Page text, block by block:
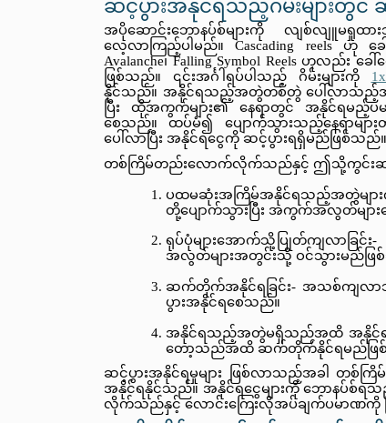
ဆင့်ပွားအနိုင်ရသည့်ဂိမ်းများတွ
အပိုဆောင်းဘောနပ်စ်များကို လျစ်လျူမရှု
လေ့လာကြည့်ပါမည်။ Cascading reels ဟု
Avalanche၊ Falling Symbol Reels ဟုလည်း
ဖြစ်သည်။ ၎င်းအင်္ဂါရပ်ပါသည့် ဂိမ်းများကို
နိုင်သည်။ အနိုင်ရသည့်အတွဲတစ်တွဲ ပေါ်လာသည့်အခ
ပြီး ထိုအကွက်များ၏ နေရာတွင် အနိုင်ရမည့်ပမ
စေသည်။ ထပ်မံ၍ ပျောက်သွားသည့်နေရာမျာ
ပေါ်လာပြီး အနိုင်ရငွေကို ဆင့်ပွားရရှိမည်ဖြစ်သည်။
တစ်ကြိမ်တည်းလောက်လိုက်သည်နှင့် ဤသို့ကွင်းဆ
ပထမဆုံးအကြိမ်အနိုင်ရသည့်အတွဲများ
တို့ပျောက်သွားပြီး အကွက်အလွတ်များ
ရုပ်ပုံများအောက်သို့ပြုတ်ကျလာ
အလွတ်များအတွင်းသို့ ဝင်သွားမည်ဖြ
ဆက်တိုက်အနိုင်ရခြင်း- အသစ်ကျလာ
ပွားအနိုင်ရစေသည်။
အနိုင်ရသည့်အတွဲမရှိသည်အထိ အနိုင်ရ
တော့သည်အထိ ဆက်တိုက်နိုင်ရမည်ဖြ
ဆင့်ပွားအနိုင်ရမှုများ ဖြစ်လာသည့်အခါ
အနိုင်ရနိုင်သည်။ အနိုင်ရငွေများကို ဘောနပ်စ်ရ
လိုက်သည်နှင့် လောင်းကြေးလိုအပ်ချက်ပမာဏကို